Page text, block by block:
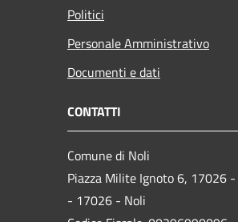
Politici
Personale Amministrativo
Documenti e dati
CONTATTI
Comune di Noli
Piazza Milite Ignoto 6, 17026 -
- 17026 - Noli